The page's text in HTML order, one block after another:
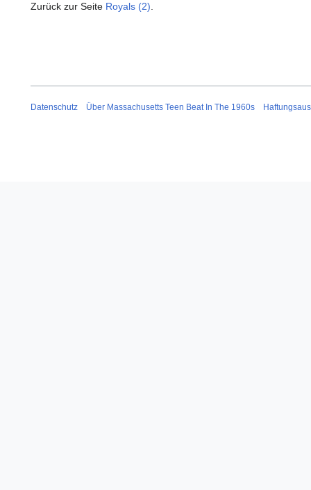
Zurück zur Seite Royals (2).
Datenschutz Über Massachusetts Teen Beat In The 1960s